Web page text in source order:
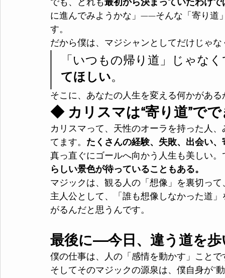
でも、どれも最初から決まっていたわけで
に進んでみようかな」——そんな「寄り道
す。
だから僕は、マジシャンとしてだけじゃ
「いつもの帰り道」じゃな
てほしい。
そこに、あなたの人生を変える何かがあ
◆ カリスマは“寄り道”で
カリスマって、天性のオーラを持った人
てます。 たくさんの経験、失敗、出会い
真っ直ぐにゴールへ向かう人生も美しい。
らしい景色が待っていることもある。
マジックは、観る人の「想像」を裏切っ
主人公として、「誰も想像しなかった道
がるんだと思うんです。
最後に——今日、違う道を
僕の仕事は、人の「感情を動かす」こと
そしてそのマジックの源泉は、僕自身が“